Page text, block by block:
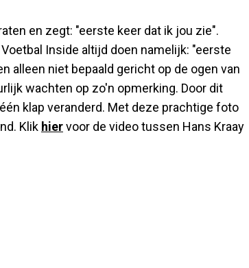
en zegt: "eerste keer dat ik jou zie".
Inside altijd doen namelijk: "eerste
alleen niet bepaald gericht op de ogen van
wachten op zo'n opmerking. Door dit
klap veranderd. Met deze prachtige foto
Klik hiervoor de video tussen Hans Kraay